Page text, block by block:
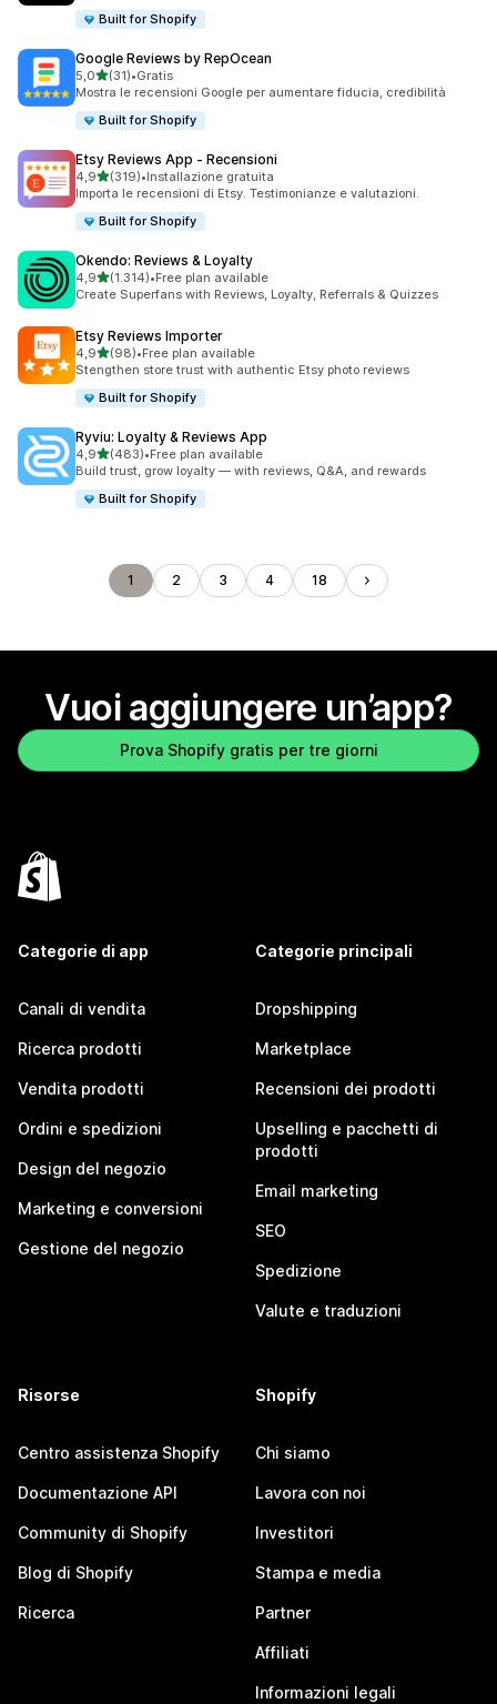
Built for Shopify
Google Reviews by RepOcean
5,0stelle su 5
(31)
31 recensioni totali
•Gratis
Mostra le recensioni Google per aumentare fiducia, credibilità
Built for Shopify
Etsy Reviews App ‑ Recensioni
4,9stelle su 5
(319)
319 recensioni totali
•Installazione gratuita
Importa le recensioni di Etsy. Testimonianze e valutazioni.
Built for Shopify
Okendo: Reviews & Loyalty
4,9stelle su 5
(1.314)
1314 recensioni totali
•Free plan available
Create Superfans with Reviews, Loyalty, Referrals & Quizzes
Etsy Reviews Importer
4,9stelle su 5
(98)
98 recensioni totali
•Free plan available
Stengthen store trust with authentic Etsy photo reviews
Built for Shopify
Ryviu: Loyalty & Reviews App
4,9stelle su 5
(483)
483 recensioni totali
•Free plan available
Build trust, grow loyalty — with reviews, Q&A, and rewards
Built for Shopify
1 2 3 4 18
Vuoi aggiungere un’app?
Prova Shopify gratis per tre giorni
Categorie di app
Canali di vendita
Ricerca prodotti
Vendita prodotti
Ordini e spedizioni
Design del negozio
Marketing e conversioni
Gestione del negozio
Categorie principali
Dropshipping
Marketplace
Recensioni dei prodotti
Upselling e pacchetti di
prodotti
Email marketing
SEO
Spedizione
Valute e traduzioni
Risorse
Centro assistenza Shopify
Documentazione API
Community di Shopify
Blog di Shopify
Ricerca
Shopify
Chi siamo
Lavora con noi
Investitori
Stampa e media
Partner
Affiliati
Informazioni legali